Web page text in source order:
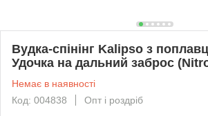
Вудка-спінінг Kalipso з
Удочка на дальний заброс
Немає в наявності
Код: 004838
Опт і роздріб